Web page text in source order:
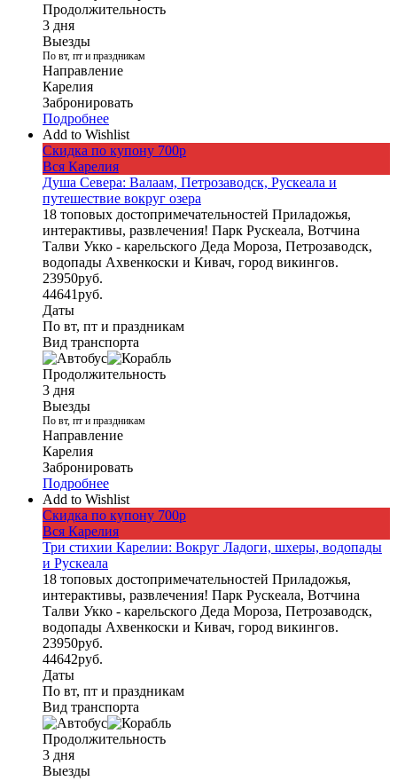
Продолжительность
3 дня
Выезды
По вт, пт и праздникам
Направление
Карелия
Забронировать
Подробнее
Add to Wishlist
Скидка по купону 700р
Вся Карелия
Душа Севера: Валаам, Петрозаводск, Рускеала и
путешествие вокруг озера
18 топовых достопримечательностей Приладожья,
интерактивы, развлечения! Парк Рускеала, Вотчина
Талви Укко - карельского Деда Мороза, Петрозаводск,
водопады Ахвенкоски и Кивач, город викингов.
23950руб.
44641руб.
Даты
По вт, пт и праздникам
Вид транспорта
Продолжительность
3 дня
Выезды
По вт, пт и праздникам
Направление
Карелия
Забронировать
Подробнее
Add to Wishlist
Скидка по купону 700р
Вся Карелия
Три стихии Карелии: Вокруг Ладоги, шхеры, водопады
и Рускеала
18 топовых достопримечательностей Приладожья,
интерактивы, развлечения! Парк Рускеала, Вотчина
Талви Укко - карельского Деда Мороза, Петрозаводск,
водопады Ахвенкоски и Кивач, город викингов.
23950руб.
44642руб.
Даты
По вт, пт и праздникам
Вид транспорта
Продолжительность
3 дня
Выезды